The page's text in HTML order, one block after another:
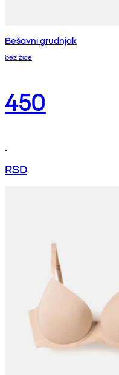
Bešavni grudnjak
bez žice
450
RSD